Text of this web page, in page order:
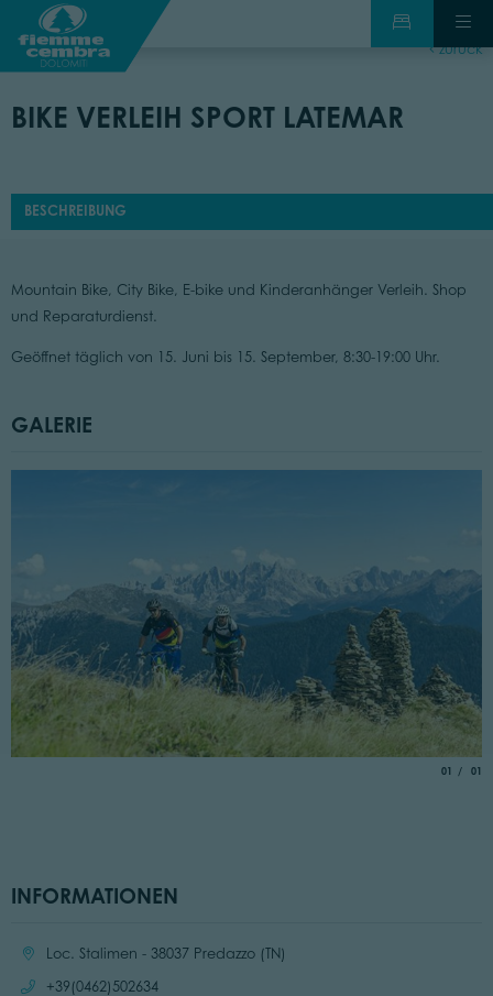
zurück
BIKE VERLEIH SPORT LATEMAR
BESCHREIBUNG
Mountain Bike, City Bike, E-bike und Kinderanhänger Verleih. Shop
und Reparaturdienst.
Geöffnet täglich von 15. Juni bis 15. September, 8:30-19:00 Uhr.
GALERIE
01 von
01
INFORMATIONEN
Ort:
Loc. Stalimen - 38037 Predazzo (TN)
Anrufen:
+39(0462)502634